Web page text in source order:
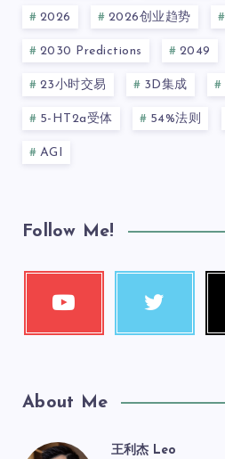
2026 2026创业趋势
2030 Predictions 2049
23小时交易 3D集成
5-HT2a受体 54%法则
AGI
Follow Me!
About Me
王利杰 Leo